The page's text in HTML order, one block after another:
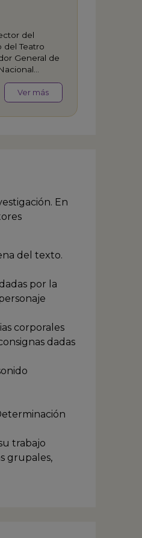
del
del Teatro
General de
Festival
La
festivales
Ver más
En
del texto.
por la
corporales
dadas
trabajo
grupales,